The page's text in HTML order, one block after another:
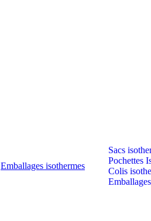
Emballages isothermes
Sacs
Pochettes
Colis